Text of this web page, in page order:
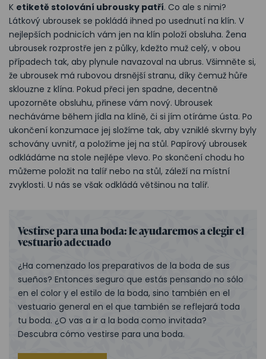
K etiketě stolování ubrousky patří. Co ale s nimi?
Látkový ubrousek se pokládá ihned po usednutí na klín. V
nejlepších podnicích vám jen na klín položí obsluha. Žena
ubrousek rozprostře jen z půlky, kdežto muž celý, v obou
případech tak, aby plynule navazoval na ubrus. Všimněte si,
že ubrousek má rubovou drsnější stranu, díky čemuž hůře
sklouzne z klína. Pokud přeci jen spadne, decentně
upozorněte obsluhu, přinese vám nový. Ubrousek
necháváme během jídla na klíně, či si jím otíráme ústa. Po
ukončení konzumace jej složíme tak, aby vzniklé skvrny byly
schovány uvnitř, a položíme jej na stůl. Papírový ubrousek
odkládáme na stole nejlépe vlevo. Po skončení chodu ho
můžeme položit na talíř nebo na stůl, záleží na místní
zvyklosti. U nás se však odkládá většinou na talíř.
Vestirse para una boda: le ayudaremos a elegir el
vestuario adecuado
¿Ha comenzado los preparativos de la boda de sus
sueños? Entonces seguro que estás pensando no sólo
en el color y el estilo de la boda, sino también en el
vestuario general en el que también se reflejará toda
tu boda. ¿O vas a ir a la boda como invitada?
Descubra cómo vestirse para una boda.